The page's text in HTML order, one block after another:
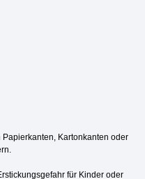
Kartonkanten oder
für Kinder oder